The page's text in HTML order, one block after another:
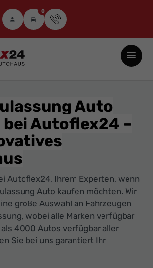
0
Auto
Autoflex24 –
Autoflex24, Ihrem Experten, wenn
Auto kaufen möchten. Wir
große Auswahl an Fahrzeugen
wobei alle Marken verfügbar
4000 Autos verfügbar aller
Sie bei uns garantiert Ihr